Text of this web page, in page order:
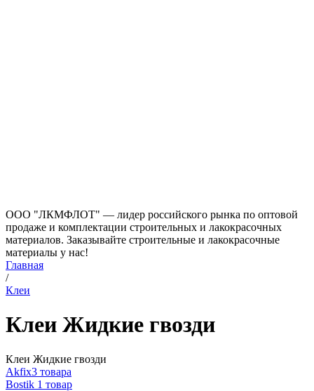
ООО "ЛКМФЛОТ" — лидер российского рынка по оптовой
продаже и комплектации строительных и лакокрасочных
материалов. Заказывайте строительные и лакокрасочные
материалы у нас!
Главная
/
Клеи
Клеи Жидкие гвозди
Клеи Жидкие гвозди
Akfix3 товара
Bostik 1 товар